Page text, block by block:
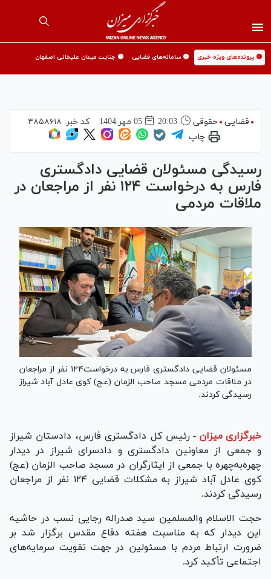
🟡 پرونده‌های ویژه خبری 🟡 سامانه‌های قضایی 🟡 جنایت میدان علیخانی اصفهان
قضایی حقوقی 20:03 05 مهر 1404 کد خبر: ۴۸۵۸۶۱۸
چاپ
رسیدگی مسئولان قضایی دادگستری
فارس به درخواست ۱۲۴ نفر از مراجعان در
ملاقات مردمی
مسئولان قضایی دادگستری فارس به درخواست۱۲۴ نفر از مراجعان
در ملاقات مردمی مسجد صاحب الزمان (عج) کوی عادل آباد شیراز
رسیدگی کردند.
خبرگزاری میزان - رئیس کل دادگستری فارس، دادستان شیراز
و جمعی از معاونین دادگستری و دادسرای شیراز در دیدار
چهره‌به‌چهره با جمعی از ایثارگران در مسجد صاحب الزمان (عج)
کوی عادل آباد شیراز به مشکلات قضایی ۱۲۴ نفر از مراجعان
رسیدگی کردند.
حجت الاسلام والمسلمین سید صدراله رجایی نسب در حاشیه
این دیدار که به مناسبت هفته دفاع مقدس برگزار شد بر
ضرورت ارتباط مردم با مسئولین در جهت تقویت سرمایه‌های
اجتماعی تأکید کرد.